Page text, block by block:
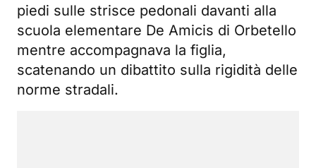
piedi sulle strisce pedonali davanti alla
scuola elementare De Amicis di Orbetello
mentre accompagnava la figlia,
scatenando un dibattito sulla rigidità delle
norme stradali.